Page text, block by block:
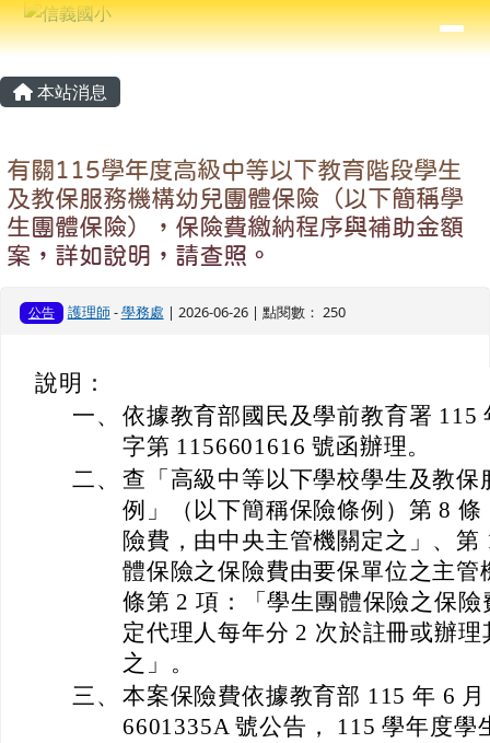
跳至主內容區
信義國小
⏸
導覽列
主內容區域
本站消息
有關115學年度高級中等以下教育階段學生
及教保服務機構幼兒團體保險（以下簡稱學
生團體保險），保險費繳納程序與補助金額
案，詳如說明，請查照。
公告 護理師-學務處 | 2026-06-26 | 點閱數： 250
說明：
一、 依據教育部國民及學前教育署 115
字第 1156601616 號函辦理。
二、 查「高級中等以下學校學生及教
例」（以下簡稱保險條例）第 8
險費，由中央主管機關定之」、
體保險之保險費由要保單位之主
條第 2 項：「學生團體保險之保
定代理人每年分 2 次於註冊或辦
之」。
三、 本案保險費依據教育部 115 年 6
6601335A 號公告， 115 學年度
頁尾區域